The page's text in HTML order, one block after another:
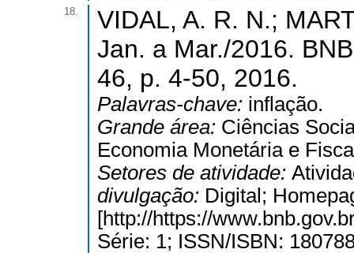
18.
VIDAL, A. R. N.;
Jan. a Mar./2016.
46, p. 4-50, 2016.
Palavras-chave: inflação.
Grande área: Ciências
Economia Monetária e
Setores de atividade:
divulgação: Digital;
[http://https://
Série: 1; ISSN/ISBN: